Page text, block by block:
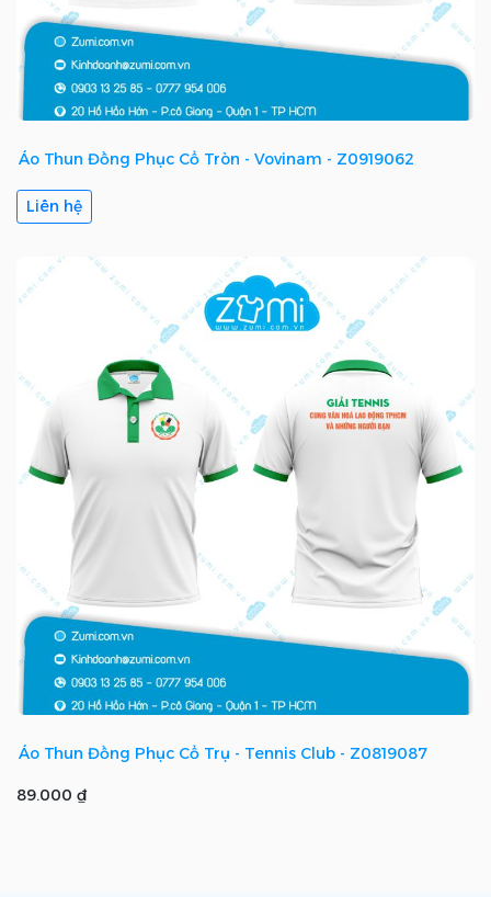
Áo Thun Đồng Phục Cổ Tròn - Vovinam - Z0919062
Liên hệ
Áo Thun Đồng Phục Cổ Trụ - Tennis Club - Z0819087
89.000 ₫